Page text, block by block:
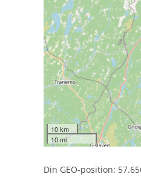
10 km
10 mi
Din GEO-position: